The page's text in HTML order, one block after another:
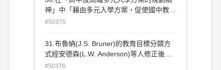
選擇適用的評鑑工具。
神」中「藉由多元入學方案，促使國中教學
正常化，發展學生多元性向」主要是強調:
多元考試
#50375
31.布魯納(J.S. Bruner)的教育目標分類方
式經安德森(L.W. Anderson)等人修正後，
將知識層面分析為以下哪些項目？ a.事實
#50376